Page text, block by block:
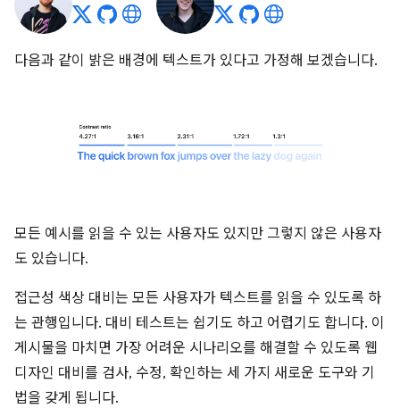
다음과 같이 밝은 배경에 텍스트가 있다고 가정해 보겠습니다.
모든 예시를 읽을 수 있는 사용자도 있지만 그렇지 않은 사용자
도 있습니다.
접근성 색상 대비는 모든 사용자가 텍스트를 읽을 수 있도록 하
는 관행입니다. 대비 테스트는 쉽기도 하고 어렵기도 합니다. 이
게시물을 마치면 가장 어려운 시나리오를 해결할 수 있도록 웹
디자인 대비를 검사, 수정, 확인하는 세 가지 새로운 도구와 기
법을 갖게 됩니다.